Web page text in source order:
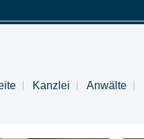
Kanzlei Anwälte